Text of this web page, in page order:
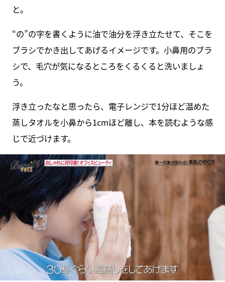
と。
“の”の字を書くように油で油分を浮き立たせて、そこを
ブラシでかき出してあげるイメージです。小鼻用のブラ
シで、毛穴が気になるところをくるくると洗いましょ
う。
浮き立ったなと思ったら、電子レンジで1分ほど温めた
蒸しタオルを小鼻から1cmほど離し、本を読むような感
じで近づけます。